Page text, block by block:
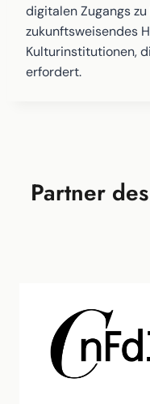
digitalen Zugangs
zukunftsweisendes
Kulturinstitutionen,
erfordert.
Partner